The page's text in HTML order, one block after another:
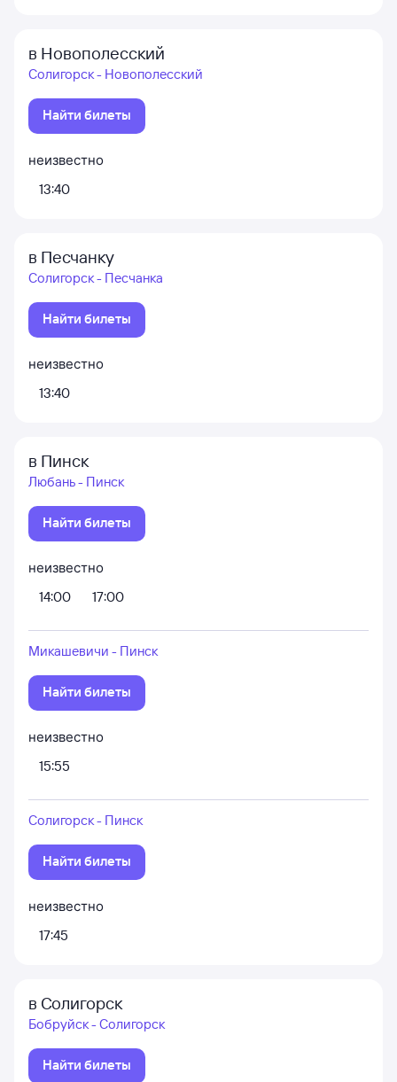
в Новополесский
Солигорск - Новополесский
Найти билеты
неизвестно
13:40
в Песчанку
Солигорск - Песчанка
Найти билеты
неизвестно
13:40
в Пинск
Любань - Пинск
Найти билеты
неизвестно
14:00
17:00
Микашевичи - Пинск
Найти билеты
неизвестно
15:55
Солигорск - Пинск
Найти билеты
неизвестно
17:45
в Солигорск
Бобруйск - Солигорск
Найти билеты